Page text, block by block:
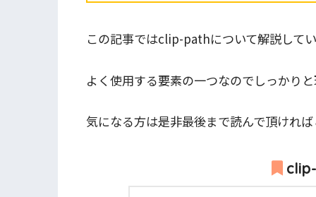
この記事ではclip-pathについて解説して
よく使用する要素の一つなのでしっかり
気になる方は是非最後まで読んで頂けれ